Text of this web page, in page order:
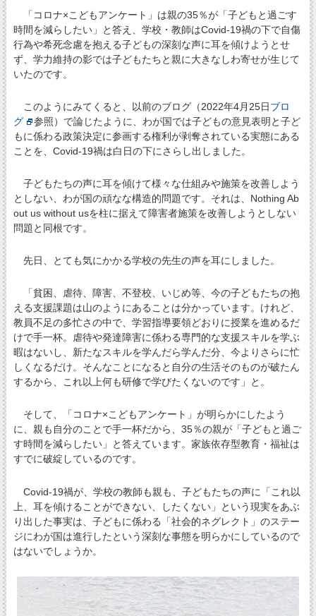
「コロナ×こどもアンケート」は親の35％が「子どもと過ごす
時間を減らしたい」と答え、学校・教師はCovid-19禍の下で自傷
行為や希死念慮を抱える子どもの深刻な声に耳を傾けようとせ
ず、学力維持の影では子どもたちと親に大きなしわ寄せが生じて
いたのです。
このようにみてくると、以前のブログ（2022年4月25日ブロ
グ
参照）で論じたように、わが国では子どもの意見表明と子ど
もに係わる政策決定に参画する権利が剥奪されている実態にある
ことを、Covid-19禍は白日の下にさらし出しました。
子どもたちの声に耳を傾けて様々な仕組みや施策を改善しよう
としない、わが国の頑なな構造的問題です。それは、Nothing Ab
out us without usを柱に据えて障害者施策を改善しようとしない
問題と同根です。
先日、とても気にかかる学校の先生の声を耳にしました。
「貧困、虐待、障害、不登校、いじめ等、今の子どもたちの抱
える支援課題は山のようにあることは分かっています。けれど、
教員不足の多忙さの中で、学習指導要領どおりに授業を進めるだ
けで手一杯。虐待や発達障害に係わる専門的な支援スキルを学ぶ
暇はないし、新たなスキルを学んだら学んだ分、今よりさらに忙
しくなるだけ。そんなことになると自分の生活そのものが破たん
するから、これ以上何も研修で学びたくないのです」と。
そして、「コロナ×こどもアンケート」が明らかにしたよう
に、親も自分のことで手一杯だから、35％の親が「子どもと過ご
す時間を減らしたい」と答えています。家族依存型教育・福祉は
すでに破綻しているのです。
Covid-19禍が、学校の教師も親も、子どもたちの声に「これ以
上、耳を傾けることができない、したくない」という現実をあぶ
り出した事実は、子どもに係わる「社会的ネグレクト」のステー
ジにわが国は進行したという深刻な事態を明らかにしているので
はないでしょうか。